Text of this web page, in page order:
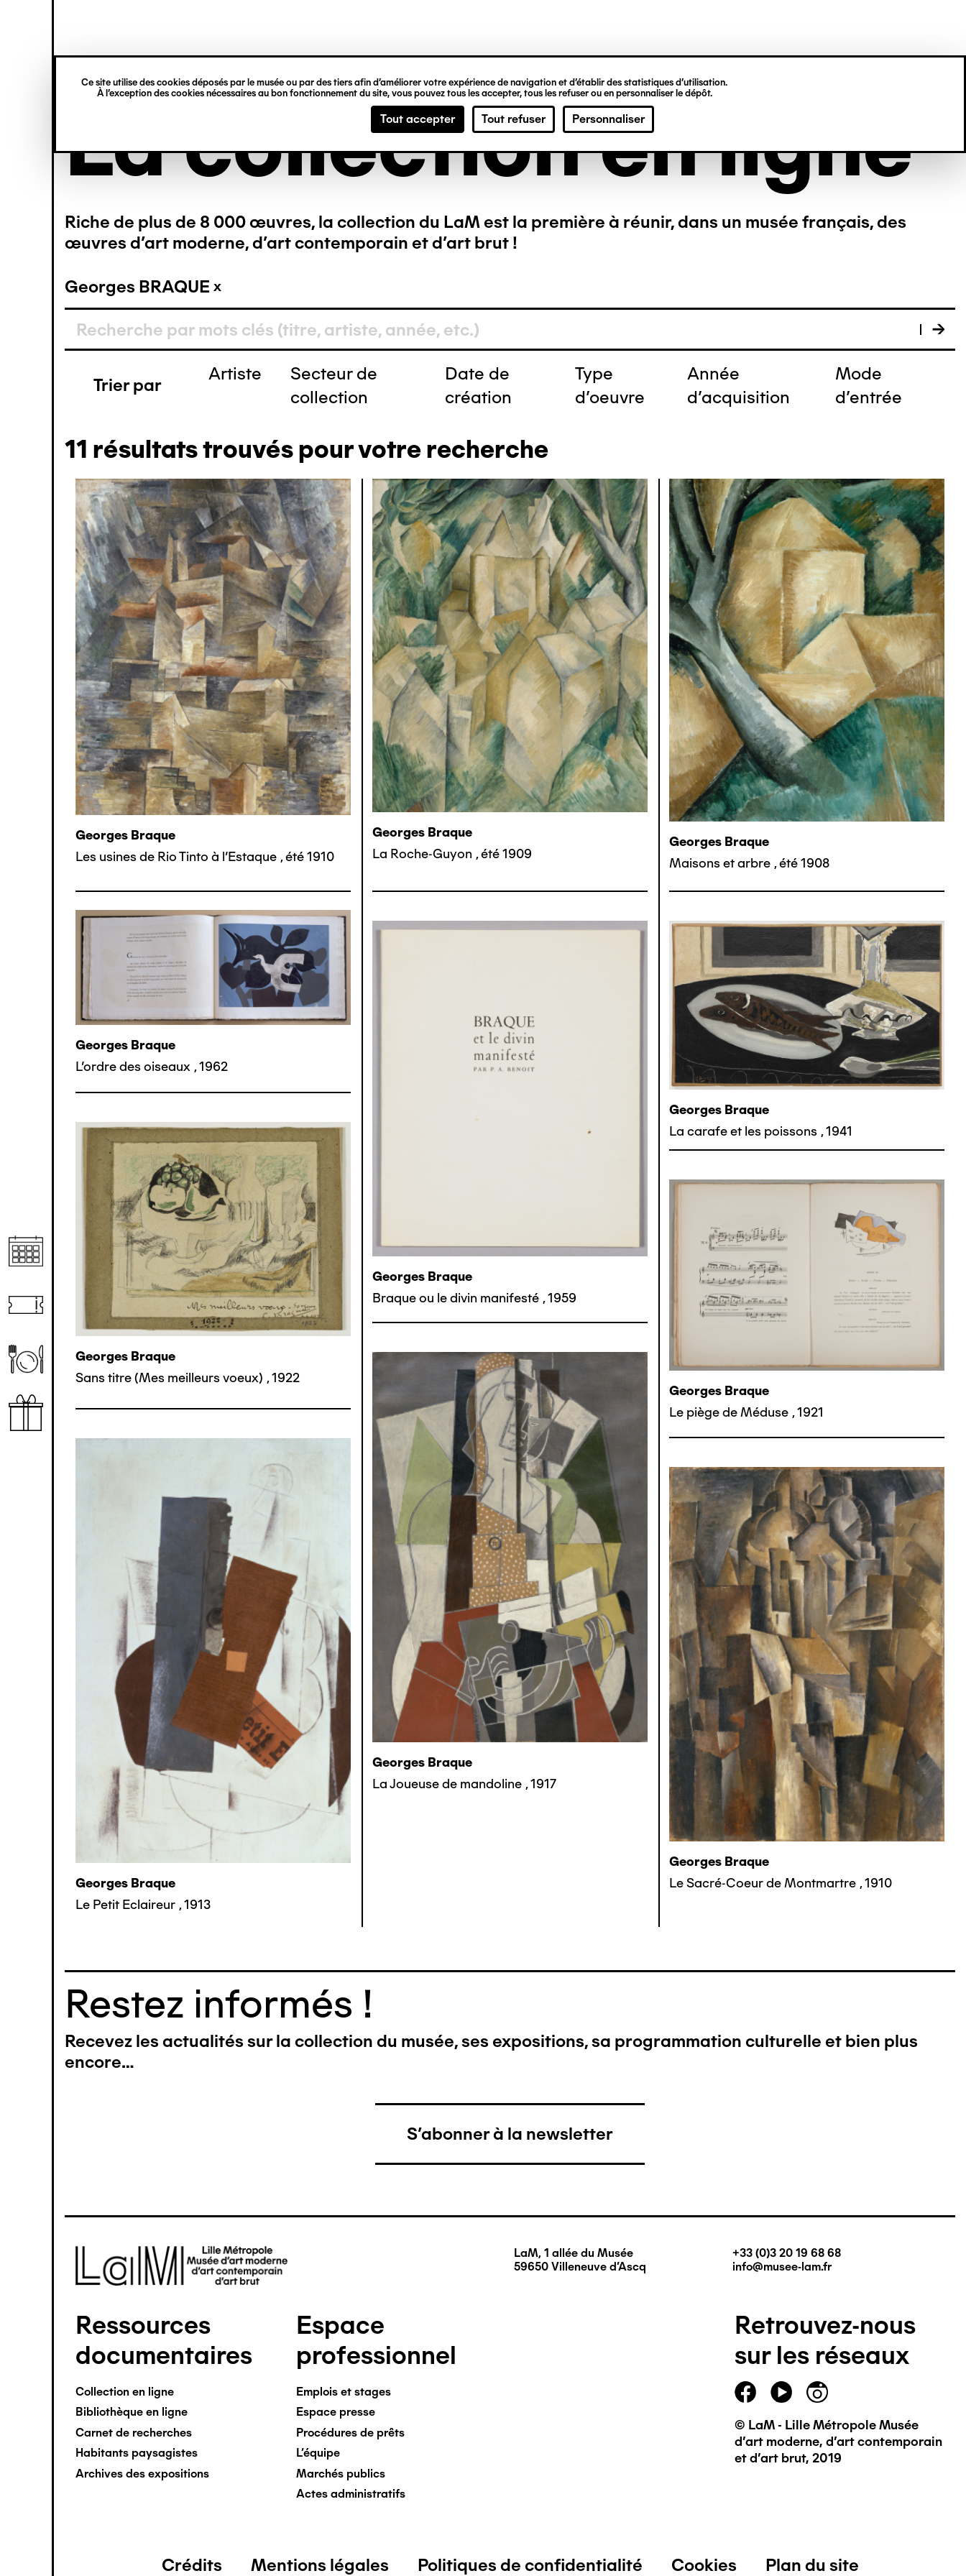
Ce site utilise des cookies déposés par le musée ou par des tiers afin d’améliorer votre expérience de navigation et d’établir des statistiques d’utilisation.
À l’exception des cookies nécessaires au bon fonctionnement du site, vous pouvez tous les accepter, tous les refuser ou en personnaliser le dépôt.
Tout accepter Tout refuser Personnaliser
principal
verticale
La collection en ligne
Riche de plus de 8 000 œuvres, la collection du LaM est la première à réunir, dans un musée français, des
œuvres d’art moderne, d’art contemporain et d’art brut !
Georges BRAQUE
Trier par
Artiste
Secteur de
collection
Date de
création
Type
d'oeuvre
Année
d'acquisition
Mode
d'entrée
11 résultats trouvés pour votre recherche
Georges Braque
Les usines de Rio Tinto à l'Estaque ,été 1910
Georges Braque
La Roche-Guyon ,été 1909
Georges Braque
Maisons et arbre ,été 1908
Georges Braque
L'ordre des oiseaux ,1962
Georges Braque
Braque ou le divin manifesté ,1959
Georges Braque
La carafe et les poissons ,1941
Georges Braque
Sans titre (Mes meilleurs voeux) ,1922
Georges Braque
Le piège de Méduse ,1921
Georges Braque
La Joueuse de mandoline ,1917
Georges Braque
Le Petit Eclaireur ,1913
Georges Braque
Le Sacré-Coeur de Montmartre ,1910
Restez informés !
Recevez les actualités sur la collection du musée, ses expositions, sa programmation culturelle et bien plus
encore…
S'abonner à la newsletter
LaM, 1 allée du Musée
59650 Villeneuve d'Ascq
+33 (0)3 20 19 68 68
info@musee-lam.fr
Pied
de
page
principal
Ressources
documentaires
Collection en ligne
Bibliothèque en ligne
Carnet de recherches
Habitants paysagistes
Archives des expositions
Espace
professionnel
Emplois et stages
Espace presse
Procédures de prêts
L'équipe
Marchés publics
Actes administratifs
Retrouvez-nous
sur les réseaux
© LaM - Lille Métropole Musée
d'art moderne, d'art contemporain
et d'art brut, 2019
Crédits Mentions légales Politiques de confidentialité Cookies Plan du site